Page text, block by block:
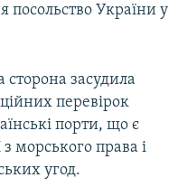
посольство України у
сторона засудила
перевірок
порти, що є
морського права і
угод.